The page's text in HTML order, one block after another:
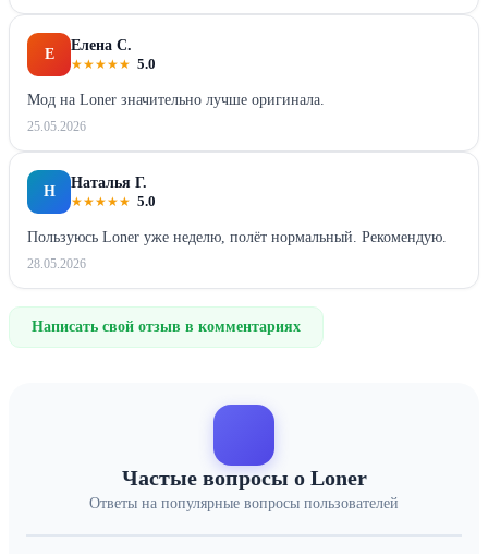
Е
Елена С.
★★★★★ 5.0
Мод на Loner значительно лучше оригинала.
25.05.2026
Н
Наталья Г.
★★★★★ 5.0
Пользуюсь Loner уже неделю, полёт нормальный. Рекомендую.
28.05.2026
Написать свой отзыв в комментариях
Частые вопросы о Loner
Ответы на популярные вопросы пользователей